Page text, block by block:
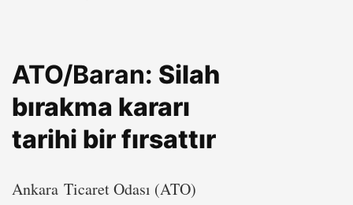
ATO/Baran: Silah
bırakma kararı
tarihi bir fırsattır
Ankara Ticaret Odası (ATO)